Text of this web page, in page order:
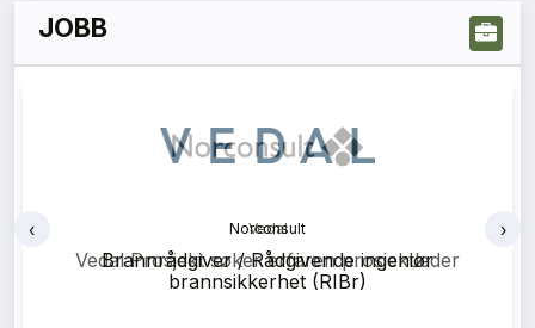
JOBB
Norconsult
Konstruksjonsteknikk (RIB) - Helgeland
‹ ›